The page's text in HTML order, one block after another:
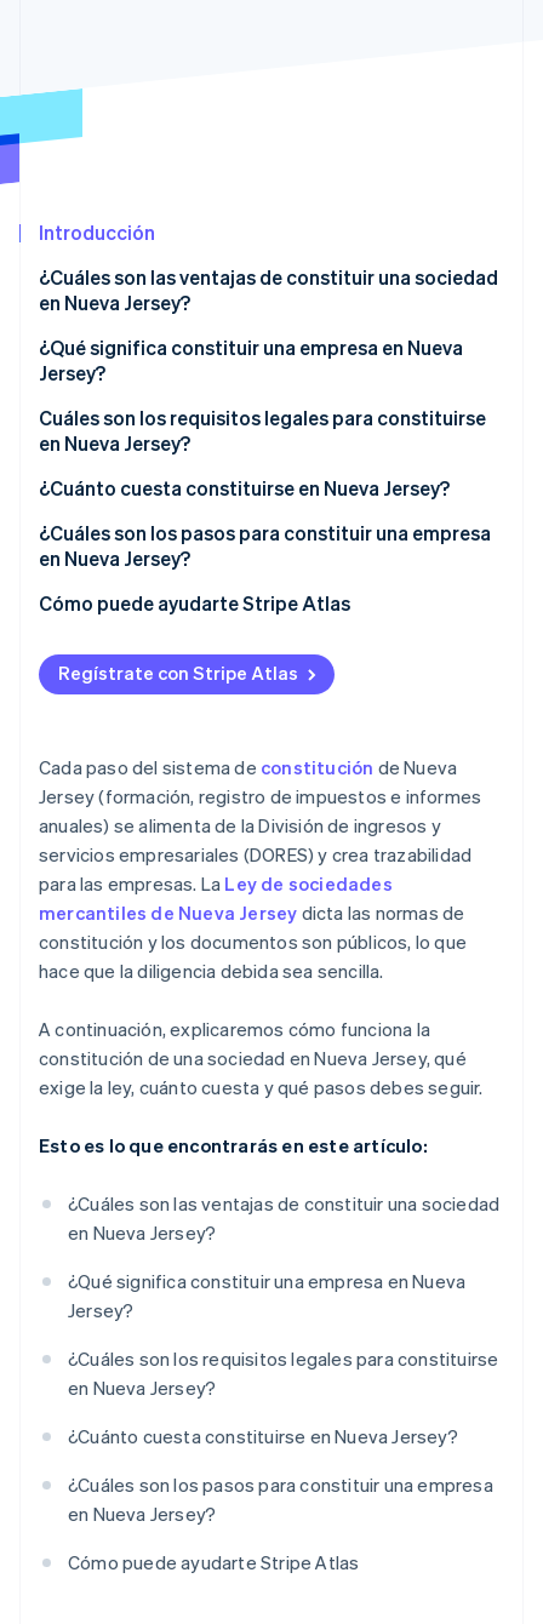
Atlas
Verificación de identidad en línea
Stripe Sessions 2026
para la IA.
Ver ahora
Introducción
¿Cuáles son las ventajas de constituir una sociedad
en Nueva Jersey?
¿Qué significa constituir una empresa en Nueva
Jersey?
Cuáles son los requisitos legales para constituirse
en Nueva Jersey?
Razón social que cumpla la normativa
Agente registrado
Acta de constitución (presentación pública de
registros)
Gobernanza interna
Presentaciones fiscales y de registro
¿Cuánto cuesta constituirse en Nueva Jersey?
¿Cuáles son los pasos para constituir una empresa
en Nueva Jersey?
Define tu estructura corporativa
Elige y confirma tu nombre
Nombra a un agente registrado
constitución)
Organiza tu empresa internamente
Cómo puede ayudarte Stripe Atlas
Registro con Atlas
Pagos y operaciones bancarias antes de tener el EIN
Presentación automática de la elección fiscal 83(b)
Documentación legal para empresas de primer nivel
Un año gratis de Stripe Payments, más 50.000 $ en
créditos y descuentos para socios
Regístrate con Stripe Atlas
Cada paso del sistema de constitución de Nueva
Jersey (formación, registro de impuestos e informes
anuales) se alimenta de la División de ingresos y
servicios empresariales (DORES) y crea trazabilidad
para las empresas. La Ley de sociedades
mercantiles de Nueva Jersey dicta las normas de
constitución y los documentos son públicos, lo que
hace que la diligencia debida sea sencilla.
A continuación, explicaremos cómo funciona la
constitución de una sociedad en Nueva Jersey, qué
exige la ley, cuánto cuesta y qué pasos debes seguir.
Esto es lo que encontrarás en este artículo:
¿Cuáles son las ventajas de constituir una sociedad
en Nueva Jersey?
¿Qué significa constituir una empresa en Nueva
Jersey?
¿Cuáles son los requisitos legales para constituirse
en Nueva Jersey?
¿Cuánto cuesta constituirse en Nueva Jersey?
¿Cuáles son los pasos para constituir una empresa
en Nueva Jersey?
Cómo puede ayudarte Stripe Atlas